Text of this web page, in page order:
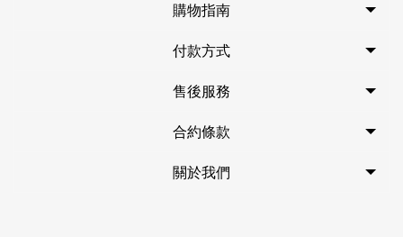
購物指南
付款方式
售後服務
合約條款
關於我們